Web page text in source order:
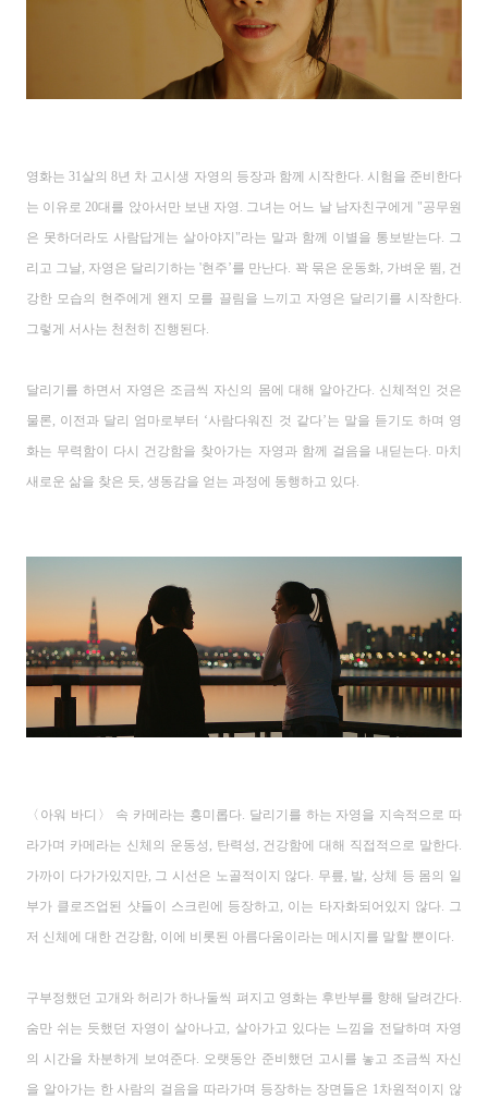
영화는31살의8년 차 고시생 자영의 등장과 함께 시작한다. 시험을 준비한다
는 이유로 20대를 앉아서만 보낸 자영 . 그녀는 어느 날 남자친구에게 "공무원
은 못하더라도 사람답게는 살아야지"라는 말과 함께 이별을 통보받는다. 그
리고 그날, 자영은 달리기하는 '현주’를 만난다. 꽉 묶은 운동화, 가벼운 뜀 , 건
강한 모습의 현주에게 왠지 모를 끌림을 느끼고 자영은 달리기를 시작한다.
그렇게 서사는 천천히 진행된다.
달리기를 하면서 자영은 조금씩 자신의 몸에 대해 알아간다. 신체적인 것은
물론, 이전과 달리 엄마로부터 ‘사람다워진 것 같다’는 말을 듣기도 하며 영
화는 무력함이 다시 건강함을 찾아가는 자영과 함께 걸음을 내딛는다. 마치
새로운 삶을 찾은 듯, 생동감을 얻는 과정에 동행하고 있다.
〈 아워 바디 〉 속 카메라는 흥미롭다. 달리기를 하는 자영을 지속적으로 따
라가며 카메라는 신체의 운동성 , 탄력성 , 건강함에 대해 직접적으로 말한다.
가까이 다가가있지만, 그 시선은 노골적이지 않다. 무릎, 발, 상체 등 몸의 일
부가 클로즈업된 샷들이 스크린에 등장하고, 이는 타자화되어있지 않다. 그
저 신체에 대한 건강함, 이에 비롯된 아름다움이라는 메시지를 말할 뿐이다.
구부정했던 고개와 허리가 하나둘씩 펴지고 영화는 후반부를 향해 달려간다.
숨만 쉬는 듯했던 자영이 살아나고, 살아가고 있다는 느낌을 전달하며 자영
의 시간을 차분하게 보여준다. 오랫동안 준비했던 고시를 놓고 조금씩 자신
을 알아가는 한 사람의 걸음을 따라가며 등장하는 장면들은 1차원적이지 않